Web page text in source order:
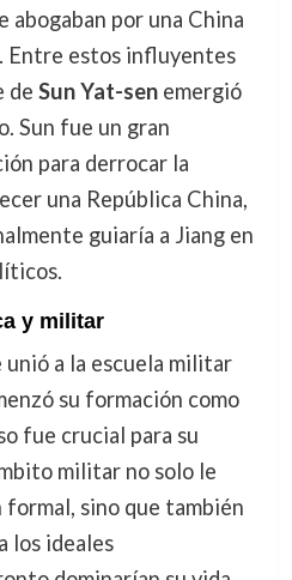
abogaban por una China
Entre estos influyentes
de Sun Yat-senemergió
Sun fue un gran
para derrocar la
una República China,
guiaría a Jiang en
y militar
unió a la escuela militar
su formación como
fue crucial para su
militar no solo le
sino que también
los ideales